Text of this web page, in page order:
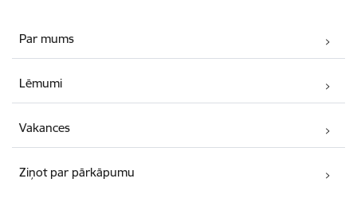
Par mums
Lēmumi
Vakances
Ziņot par pārkāpumu